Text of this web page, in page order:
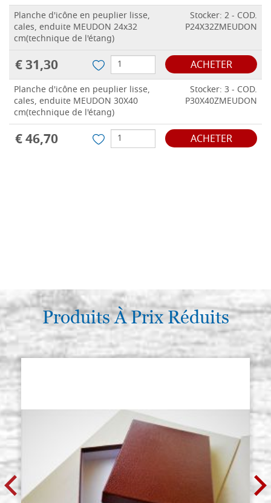
Planche d'icône en peuplier lisse,
cales, enduite MEUDON 24x32
cm(technique de l'étang)
Stocker: 2 - COD.
P24X32ZMEUDON
€ 31,30 ACHETER
Planche d'icône en peuplier lisse,
cales, enduite MEUDON 30X40
cm(technique de l'étang)
Stocker: 3 - COD.
P30X40ZMEUDON
€ 46,70 ACHETER
Produits À Prix Réduits